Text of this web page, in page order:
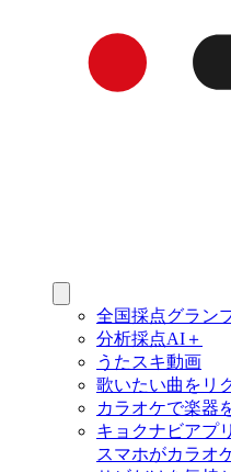
全国採点グラン
分析採点AI＋
うたスキ動画
歌いたい曲をリ
カラオケで楽器
キョクナビアプリ
スマホがカラオ